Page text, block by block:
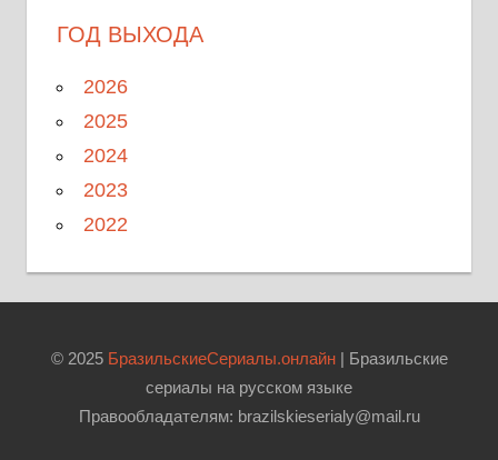
ГОД ВЫХОДА
2026
2025
2024
2023
2022
© 2025 БразильскиеСериалы.онлайн| Бразильские
сериалы на русском языке
Правообладателям: brazilskieserialy@mail.ru